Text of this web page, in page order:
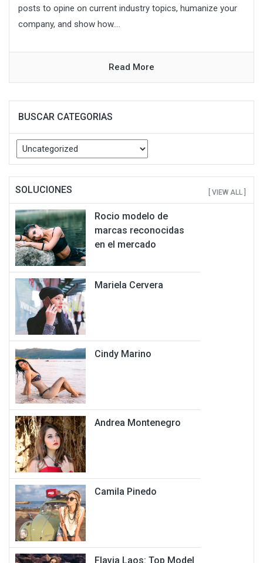
posts to opine on current industry topics, humanize your
company, and show how....
Read More
BUSCAR CATEGORIAS
Buscar
Categorias
SOLUCIONES [ VIEW ALL ]
Rocio modelo de
marcas reconocidas
en el mercado
Mariela Cervera
Cindy Marino
Andrea Montenegro
Camila Pinedo
Flavia Laos: Top Model